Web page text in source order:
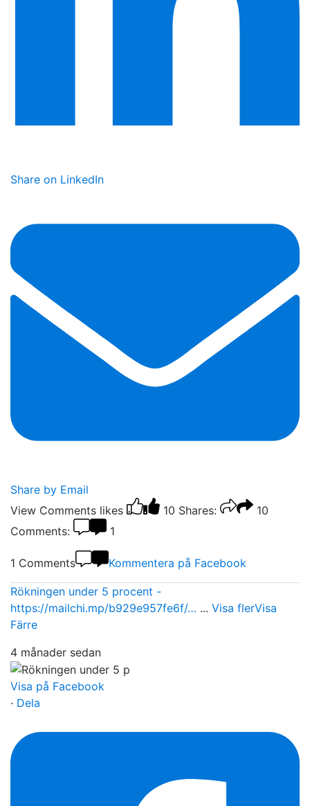
Share on LinkedIn
Share by Email
View Comments likes 10 Shares:
10
Comments:
1
1 Comments Kommentera på Facebook
Rökningen under 5 procent -
https://mailchi.mp/b929e957fe6f/… ... Visa flerVisa
Färre
4 månader sedan
Visa på Facebook
· Dela